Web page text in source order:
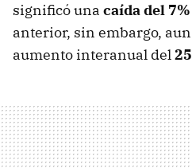
significó una caída del 7%
anterior, sin embargo,
aumento interanual del